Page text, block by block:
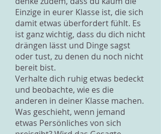
Einzige in eurer Klasse ist, die sich
damit etwas überfordert fühlt. Es
ist ganz wichtig, dass du dich nicht
drängen lässt und Dinge sagst
oder tust, zu denen du noch nicht
bereit bist.
Verhalte dich ruhig etwas bedeckt
und beobachte, wie es die
anderen in deiner Klasse machen.
Was geschieht, wenn jemand
etwas Persönliches von sich